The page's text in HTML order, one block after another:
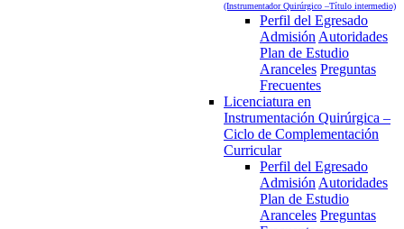
(Instrumentador Quirúrgico –Título intermedio)
Perfil del Egresado
AdmisiónAutoridades
Plan de Estudio
Aranceles Preguntas
Frecuentes
Licenciatura en
Instrumentación Quirúrgica –
Ciclo de Complementación
Curricular
Perfil del Egresado
AdmisiónAutoridades
Plan de Estudio
Aranceles Preguntas